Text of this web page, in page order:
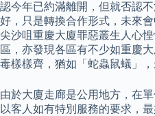
認今年已約滿離開，但就否認
好，只是轉換合作形式，未來
尖沙咀重慶大廈罪惡叢生人心
區，亦發現各區有不少如重慶
毒樣樣齊，猶如「蛇蟲鼠蟻」，
由於大廈走廊是公用地方，在
以客人如有特別服務的要求，